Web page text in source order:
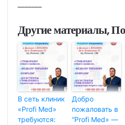
Другие материалы,
В сеть клиник
«Profi Med»
требуются:
Добро
пожаловать в
“Profi Med» —